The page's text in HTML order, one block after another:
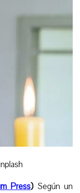
Press) Según un